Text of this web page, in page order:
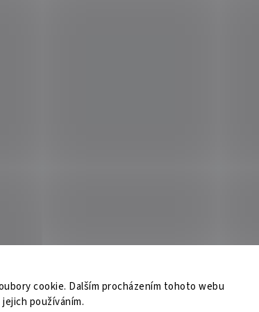
cookie. Dalším procházením tohoto webu
používáním.